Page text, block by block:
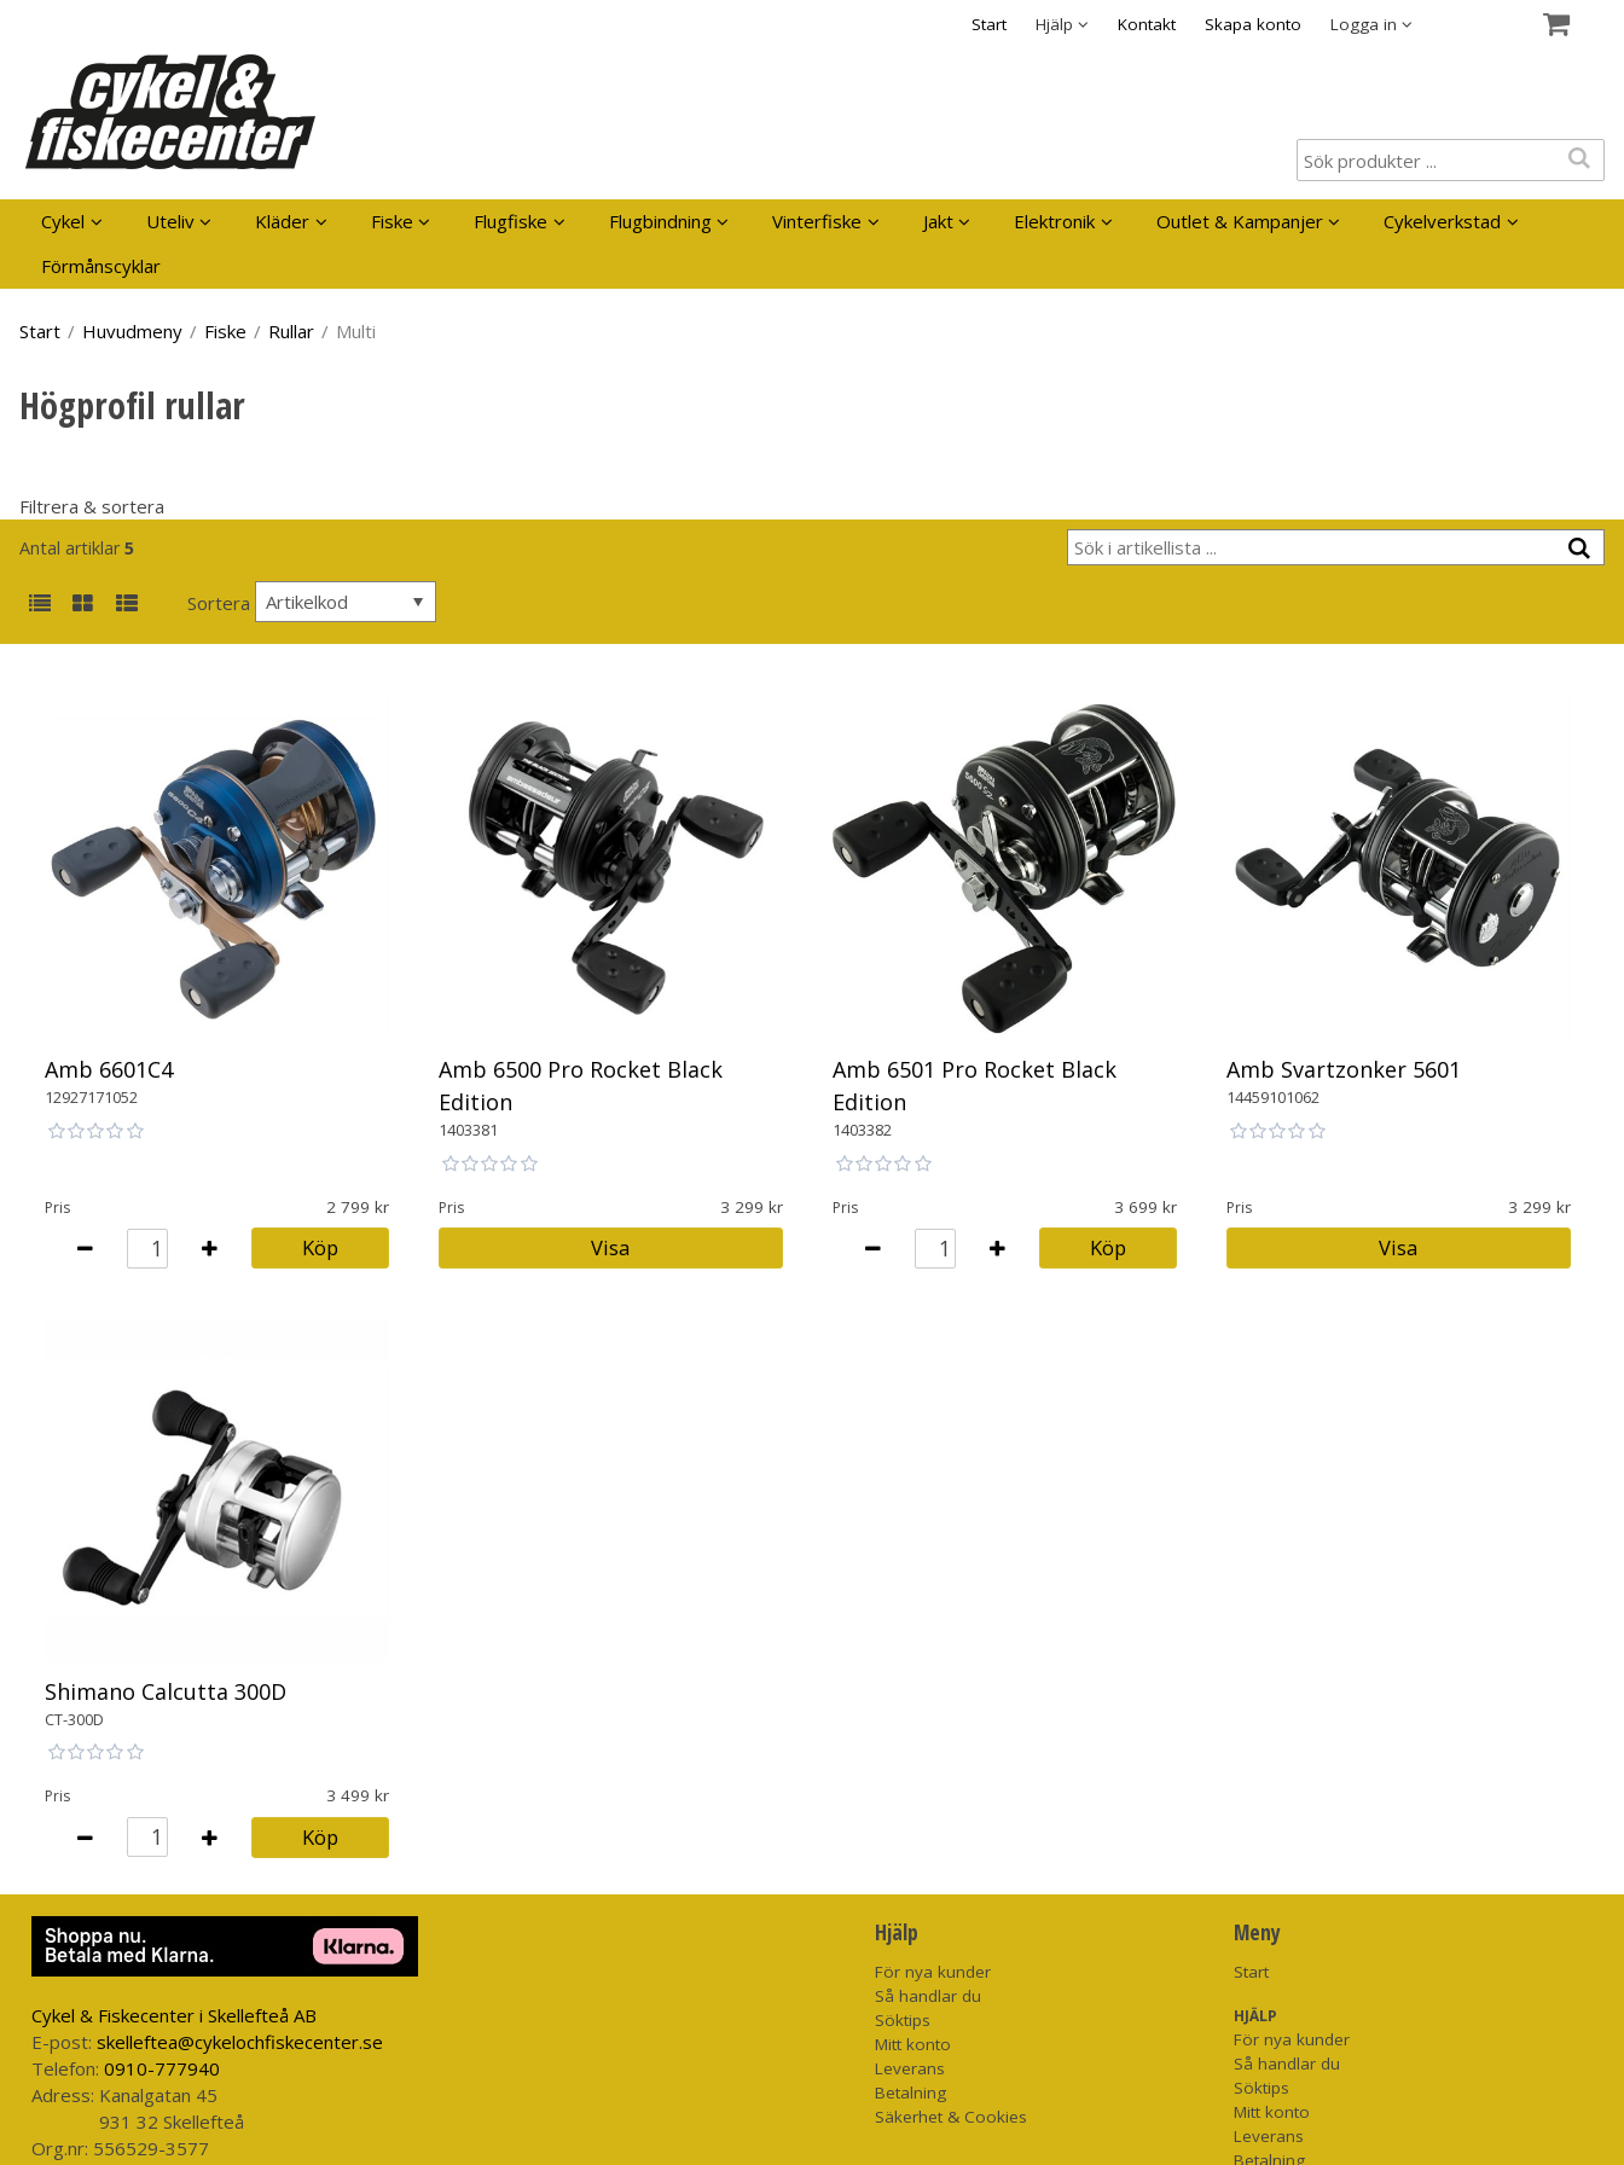
Start Hjälp
Säkerhet & Cookies Kontakt Skapa konto Logga in
Kom ihåg mig
Cykel Uteliv Kläder Fiske Flugfiske Flugbindning Vinterfiske Jakt Elektronik Outlet & Kampanjer
Cykelverkstad
Förmånscyklar
Start / Huvudmeny / Fiske / Rullar / Multi
Högprofil rullar
Filtrera & sortera
Antal artiklar5
Sortera Artikelkod
Amb 6601C4
12927171052
Pris 2 799
Köp
Amb 6500 Pro Rocket Black
Edition
1403381
Pris 3 299
Visa
Amb 6501 Pro Rocket Black
Edition
1403382
Pris 3 699
Köp
Amb Svartzonker 5601
14459101062
Pris 3 299
Visa
Shimano Calcutta 300D
CT-300D
Pris 3 499
Köp
Cykel & Fiskecenter i Skellefteå AB
E-post: skelleftea@cykelochfiskecenter.se
Telefon: 0910-777940
Adress: Kanalgatan 45
931 32 Skellefteå
Org.nr: 556529-3577
Hjälp
För nya kunder
Så handlar du
Söktips
Mitt konto
Leverans
Betalning
Säkerhet & Cookies
Meny
Start
HJÄLP
För nya kunder
Så handlar du
Söktips
Mitt konto
Leverans
Betalning